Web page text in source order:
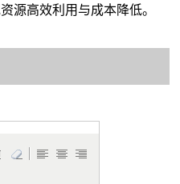
源高效利用与成本降低。